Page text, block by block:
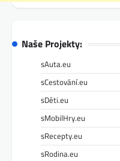
Naše Projekty:
sAuta.eu
sCestování.eu
sDěti.eu
sMobilHry.eu
sRecepty.eu
sRodina.eu